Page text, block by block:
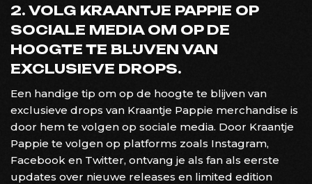
2. VOLG KRAANTJE PAPPIE OP
SOCIALE MEDIA OM OP DE
HOOGTE TE BLIJVEN VAN
EXCLUSIEVE DROPS.
Een handige tip om op de hoogte te blijven van
exclusieve drops van Kraantje Pappie merchandise is
door hem te volgen op sociale media. Door Kraantje
Pappie te volgen op platforms zoals Instagram,
Facebook en Twitter, ontvang je als fan als eerste
updates over nieuwe releases en limited edition